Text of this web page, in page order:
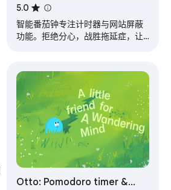
器与网站拦截器
5.0
智能番茄钟专注计时器与网站屏蔽
功能。拒绝分心，战胜拖延症，让
Otto: Pomodoro timer &